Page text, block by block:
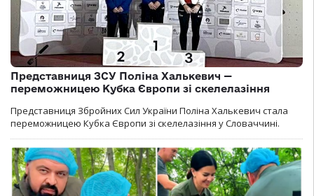
Представниця ЗСУ Поліна Халькевич —
переможницею Кубка Європи зі скелелазіння
Представниця Збройних Сил України Поліна Халькевич стала
переможницею Кубка Європи зі скелелазіння у Словаччині.